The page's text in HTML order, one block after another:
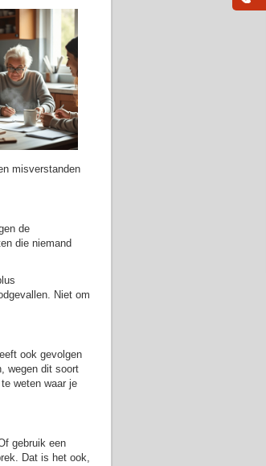
misverstanden
de
die niemand
Niet om
ook gevolgen
wegen dit soort
weten waar je
gebruik een
Dat is het ook,